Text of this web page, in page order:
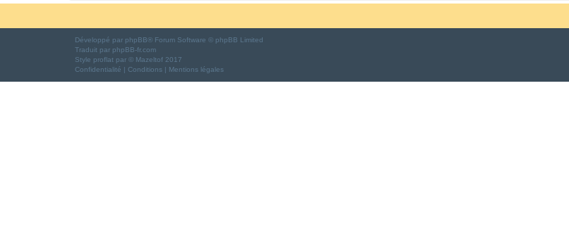
Développé par phpBB® Forum Software © phpBB Limited
Traduit par phpBB-fr.com
Style proflat par © Mazeltof 2017
Confidentialité | Conditions | Mentions légales